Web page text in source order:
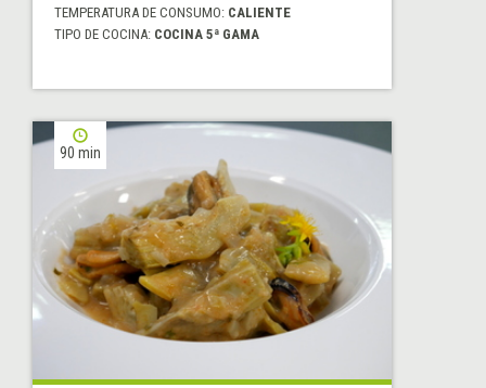
TEMPERATURA DE CONSUMO: CALIENTE
TIPO DE COCINA: COCINA 5ª GAMA
90 min